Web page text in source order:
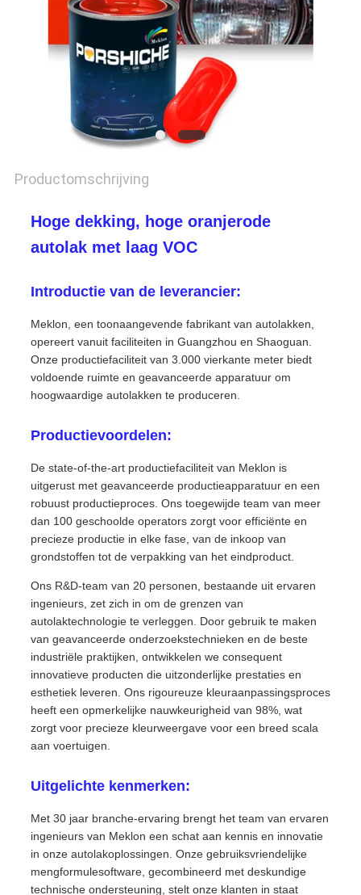
Productomschrijving
Hoge dekking, hoge oranjerode
autolak met laag VOC
Introductie van de leverancier:
Meklon, een toonaangevende fabrikant van autolakken,
opereert vanuit faciliteiten in Guangzhou en Shaoguan.
Onze productiefaciliteit van 3.000 vierkante meter biedt
voldoende ruimte en geavanceerde apparatuur om
hoogwaardige autolakken te produceren.
Productievoordelen:
De state-of-the-art productiefaciliteit van Meklon is
uitgerust met geavanceerde productieapparatuur en een
robuust productieproces. Ons toegewijde team van meer
dan 100 geschoolde operators zorgt voor efficiënte en
precieze productie in elke fase, van de inkoop van
grondstoffen tot de verpakking van het eindproduct.
Ons R&D-team van 20 personen, bestaande uit ervaren
ingenieurs, zet zich in om de grenzen van
autolaktechnologie te verleggen. Door gebruik te maken
van geavanceerde onderzoekstechnieken en de beste
industriële praktijken, ontwikkelen we consequent
innovatieve producten die uitzonderlijke prestaties en
esthetiek leveren. Ons rigoureuze kleuraanpassingsproces
heeft een opmerkelijke nauwkeurigheid van 98%, wat
zorgt voor precieze kleurweergave voor een breed scala
aan voertuigen.
Uitgelichte kenmerken:
Met 30 jaar branche-ervaring brengt het team van ervaren
ingenieurs van Meklon een schat aan kennis en innovatie
in onze autolakoplossingen. Onze gebruiksvriendelijke
mengformulesoftware, gecombineerd met deskundige
technische ondersteuning, stelt onze klanten in staat